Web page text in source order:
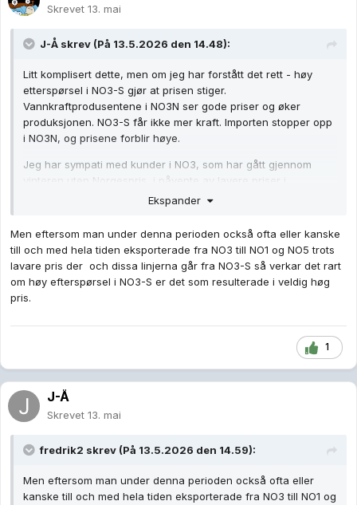
Skrevet 13. mai
J-Å skrev (På 13.5.2026 den 14.48):
Litt komplisert dette, men om jeg har forstått det rett - høy
etterspørsel i NO3-S gjør at prisen stiger.
Vannkraftprodusentene i NO3N ser gode priser og øker
produksjonen. NO3-S får ikke mer kraft. Importen stopper opp
i NO3N, og prisene forblir høye.
Jeg har sympati med kunder i NO3, som har gått gjennom
vinteren uten Norgespris, i påvente av lavere priser i
sommerhalvåret. Og så får de disse høye prisene, men det er
burde legges inn under Norsk Tipping.
Ekspander
Men eftersom man under denna perioden också ofta eller kanske
till och med hela tiden eksporterade fra NO3 till NO1 og NO5 trots
lavare pris der och dissa linjerna går fra NO3-S så verkar det rart
om høy efterspørsel i NO3-S er det som resulterade i veldig høg
pris.
1
J-Å
Skrevet 13. mai
fredrik2 skrev (På 13.5.2026 den 14.59):
Men eftersom man under denna perioden också ofta eller
kanske till och med hela tiden eksporterade fra NO3 till NO1 og